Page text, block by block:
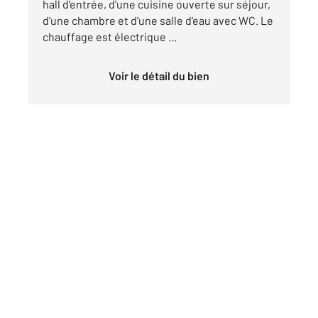
hall d'entrée, d'une cuisine ouverte sur séjour,
d'une chambre et d'une salle d'eau avec WC. Le
chauffage est électrique ...
Voir le détail du bien